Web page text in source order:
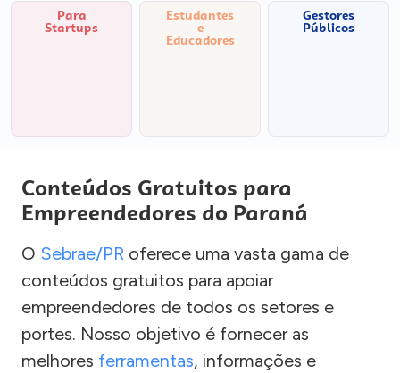
Para
Startups
Estudantes
e
Educadores
Gestores
Públicos
Conteúdos Gratuitos para
Empreendedores do Paraná
O Sebrae/PR oferece uma vasta gama de
conteúdos gratuitos para apoiar
empreendedores de todos os setores e
portes. Nosso objetivo é fornecer as
melhores ferramentas, informações e